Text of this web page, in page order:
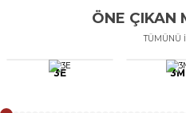
ÖNE ÇIKAN
TÜMÜNÜ
3E